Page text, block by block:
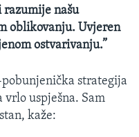
razumije našu
oblikovanju. Uvjeren
ostvarivanju.”
strategija
vrlo uspješna. Sam
kaže: